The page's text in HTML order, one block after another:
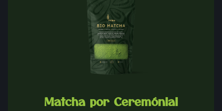
Matcha por Ceremóniai